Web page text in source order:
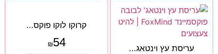
עריסת עץ וינטאג...
קרוקו לוקו פוקס...
₪54